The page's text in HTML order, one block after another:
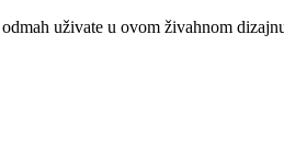
uživate u ovom živahnom